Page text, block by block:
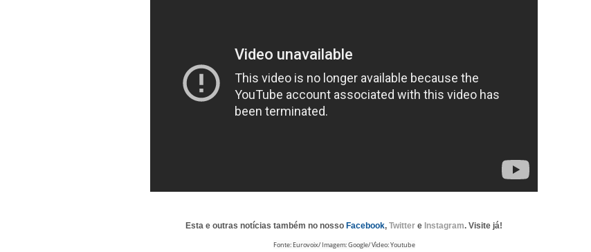
Esta e outras notícias também no nosso Facebook, Twitter e Instagram. Visite já!
Fonte: Eurovoix/ Imagem: Google/ Vìdeo: Youtube